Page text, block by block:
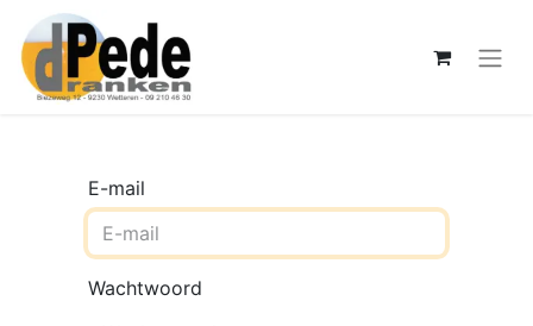
E-mail
Wachtwoord